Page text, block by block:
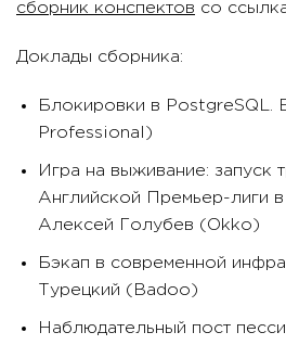
сборник конспектов со
Доклады сборника:
Блокировки в PostgreSQL.
Professional)
Игра на выживание: запуск
Английской Премьер-лиги
Алексей Голубев (Okko)
Бэкап в современной
Турецкий (Badoo)
Наблюдательный пост